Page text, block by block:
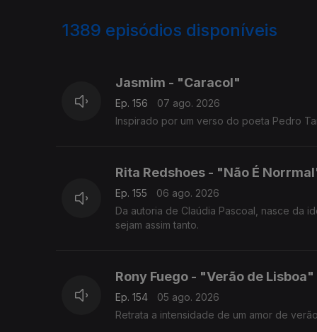
1389 episódios disponíveis
Jasmim - "Caracol"
Ep. 156
07 ago. 2026
Inspirado por um verso do poeta
Rita Redshoes - "Não É
Ep. 155
06 ago. 2026
Da autoria de Claúdia Pascoal, nasce da
sejam assim tanto.
Rony Fuego - "Verão de Lisboa"
Ep. 154
05 ago. 2026
Retrata a intensidade de um amor de